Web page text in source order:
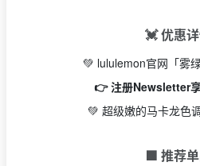
💓 优惠
💚 lululemon官网「雾
👉 注册Newsletter
💚 超级嫩的马卡龙色
🟩 推荐